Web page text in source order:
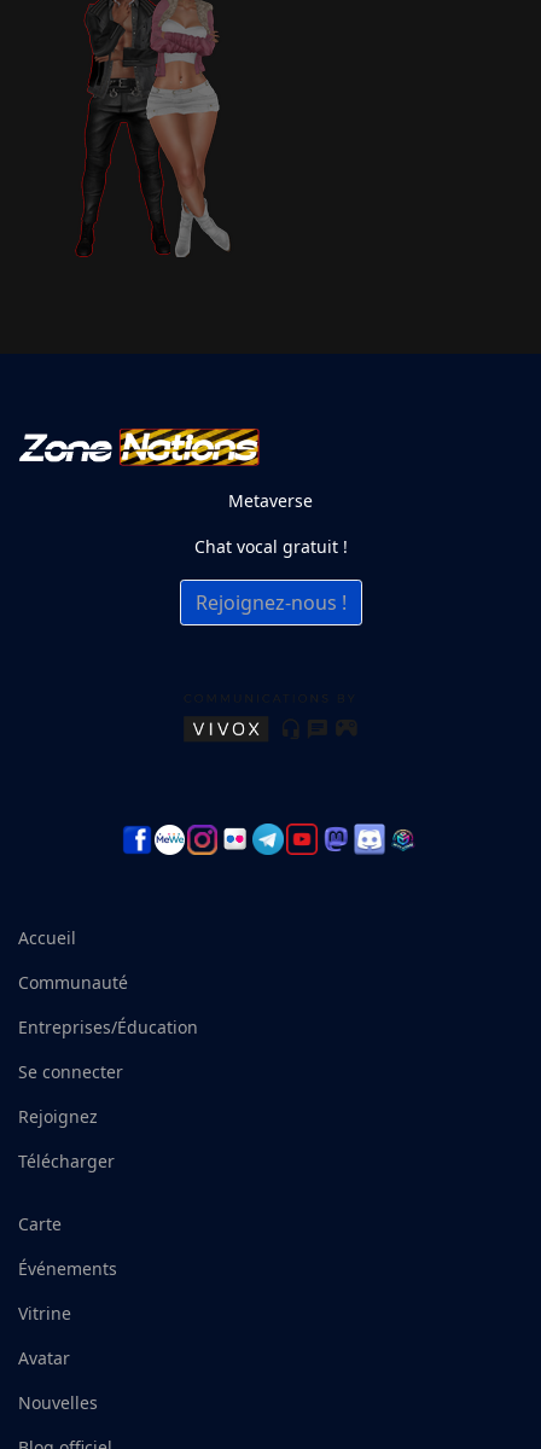
Metaverse
Chat vocal gratuit !
Rejoignez-nous !
Accueil
Communauté
Entreprises/Éducation
Se connecter
Rejoignez
Télécharger
Carte
Événements
Vitrine
Avatar
Nouvelles